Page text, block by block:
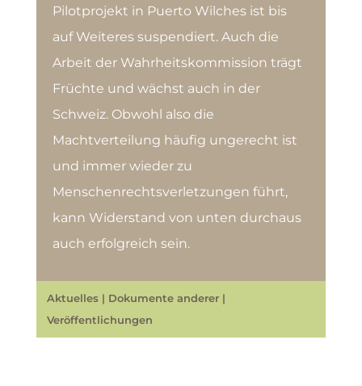
Pilotprojekt in Puerto Wilches ist bis
auf Weiteres suspendiert. Auch die
Arbeit der Wahrheitskommission trägt
Früchte und wächst auch in der
Schweiz. Obwohl also die
Machtverteilung häufig ungerecht ist
und immer wieder zu
Menschenrechtsverletzungen führt,
kann Widerstand von unten durchaus
auch erfolgreich sein.
Aktuelles| Dokumente anderer|
Veröffentlichungen